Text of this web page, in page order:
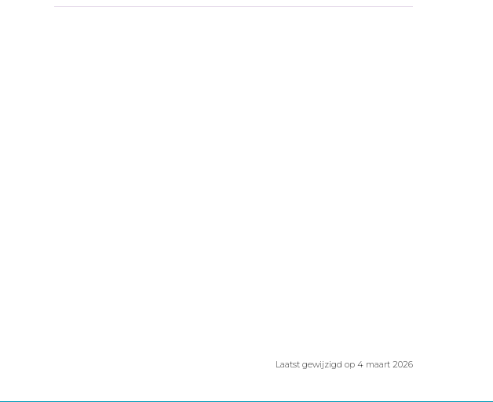
Laatst gewijzigd op 4 maart 2026